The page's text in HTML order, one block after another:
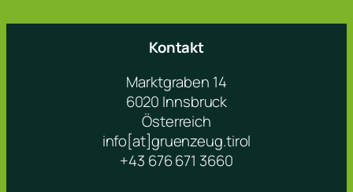
Kontakt
Marktgraben 14
6020 Innsbruck
Österreich
info[at]gruenzeug.tirol
+43 676 671 3660